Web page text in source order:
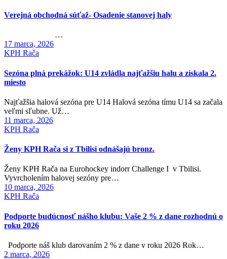
Verejná obchodná súťaž- Osadenie stanovej haly
…
17 marca, 2026
KPH Rača
Sezóna plná prekážok: U14 zvládla najťažšiu halu a získala 2.
miesto
Najťažšia halová sezóna pre U14 Halová sezóna tímu U14 sa začala
veľmi sľubne. Už…
11 marca, 2026
KPH Rača
Ženy KPH Rača si z Tbilisi odnášajú bronz.
Ženy KPH Rača na Eurohockey indorr Challenge I v Tbilisi.
Vyvrcholením halovej sezóny pre…
10 marca, 2026
KPH Rača
Podporte budúcnosť nášho klubu: Vaše 2 % z dane rozhodnú o
roku 2026
Podporte náš klub darovaním 2 % z dane v roku 2026 Rok…
2 marca, 2026